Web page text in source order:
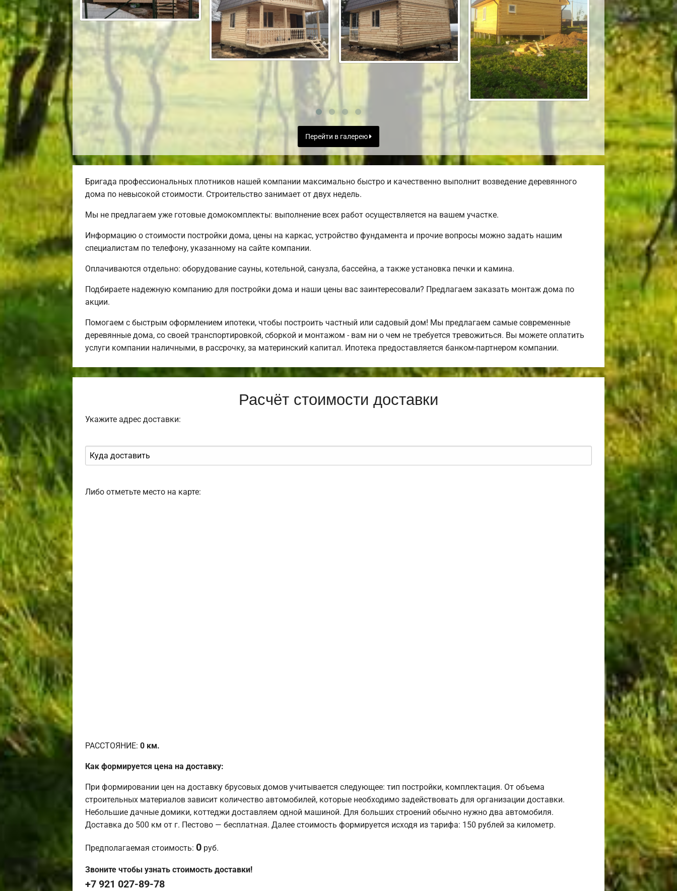
Перейти в галерею
Бригада профессиональных плотников нашей компании максимально быстро и качественно выполнит возведение деревянного
дома по невысокой стоимости. Строительство занимает от двух недель.
Мы не предлагаем уже готовые домокомплекты: выполнение всех работ осуществляется на вашем участке.
Информацию о стоимости постройки дома, цены на каркас, устройство фундамента и прочие вопросы можно задать нашим
специалистам по телефону, указанному на сайте компании.
Оплачиваются отдельно: оборудование сауны, котельной, санузла, бассейна, а также установка печки и камина.
Подбираете надежную компанию для постройки дома и наши цены вас заинтересовали? Предлагаем заказать монтаж дома по
акции.
Помогаем с быстрым оформлением ипотеки, чтобы построить частный или садовый дом! Мы предлагаем самые современные
деревянные дома, со своей транспортировкой, сборкой и монтажом - вам ни о чем не требуется тревожиться. Вы можете оплатить
услуги компании наличными, в рассрочку, за материнский капитал. Ипотека предоставляется банком-партнером компании.
Расчёт стоимости доставки
Укажите адрес доставки:
Либо отметьте место на карте:
РАССТОЯНИЕ: 0 км.
Как формируется цена на доставку:
При формировании цен на доставку брусовых домов учитывается следующее: тип постройки, комплектация. От объема
строительных материалов зависит количество автомобилей, которые необходимо задействовать для организации доставки.
Небольшие дачные домики, коттеджи доставляем одной машиной. Для больших строений обычно нужно два автомобиля.
Доставка до 500 км от г. Пестово — бесплатная. Далее стоимость формируется исходя из тарифа: 150 рублей за километр.
Предполагаемая стоимость: 0 руб.
Звоните чтобы узнать стоимость доставки!
+7 921 027-89-78